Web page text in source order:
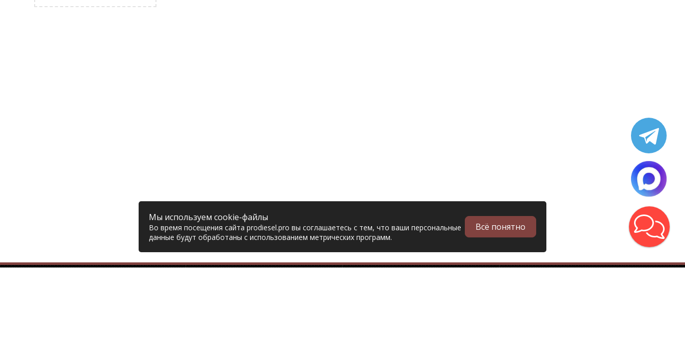
Мы используем cookie-файлы
Во время посещения сайта prodiesel.pro вы соглашаетесь с тем, что ваши персональные
данные будут обработаны с использованием метрических программ.
Всё понятно